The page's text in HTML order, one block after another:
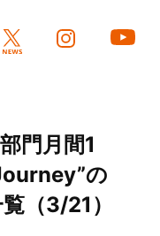
門月間1
の
（3/21）